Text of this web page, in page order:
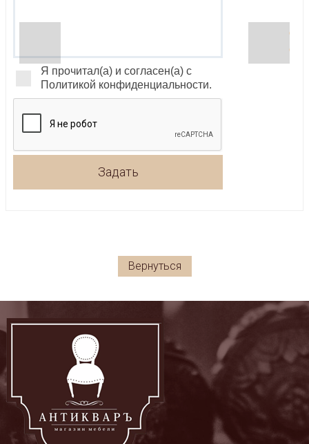
Я прочитал(а) и согласен(а) с
Политикой конфиденциальности.
Задать
Вернуться